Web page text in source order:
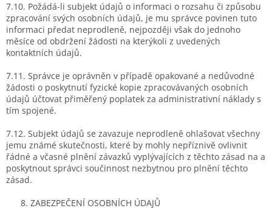
7.10. Požádá-li subjekt údajů o informaci o rozsahu či způsobu
zpracování svých osobních údajů, je mu správce povinen tuto
informaci předat neprodleně, nejpozději však do jednoho
měsíce od obdržení žádosti na kterýkoli z uvedených
kontaktních údajů.
7.11. Správce je oprávněn v případě opakované a nedůvodné
žádosti o poskytnutí fyzické kopie zpracovávaných osobních
údajů účtovat přiměřený poplatek za administrativní náklady s
tím spojené.
7.12. Subjekt údajů se zavazuje neprodleně ohlašovat všechny
jemu známé skutečnosti, které by mohly nepříznivě ovlivnit
řádné a včasné plnění závazků vyplývajících z těchto zásad na a
poskytnout správci součinnost nezbytnou pro plnění těchto
zásad.
ZABEZPEČENÍ OSOBNÍCH ÚDAJŮ